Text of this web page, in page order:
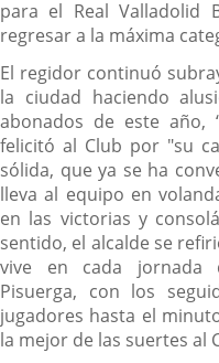
para el Real Valladolid
regresar a la máxima
El regidor continuó
la ciudad haciendo
abonados de este año,
felicitó al Club por "su
sólida, que ya se ha
lleva al equipo en
en las victorias y
sentido, el alcalde se
vive en cada jornada
Pisuerga, con los
jugadores hasta el
la mejor de las suertes al